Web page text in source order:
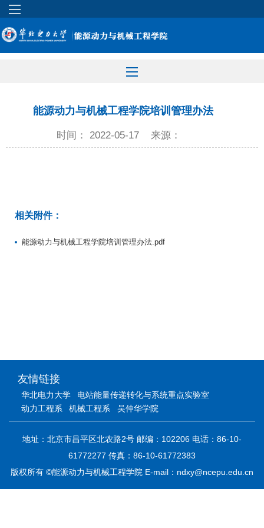
能源动力与机械工程学院培训管理办法
时间： 2022-05-17 来源：
相关附件：
能源动力与机械工程学院培训管理办法.pdf
友情链接
华北电力大学
电站能量传递转化与系统重点实验室
动力工程系
机械工程系 吴仲华学院
地址：北京市昌平区北农路2号 邮编：102206 电话：86-10-
61772277 传真：86-10-61772383
版权所有 ©能源动力与机械工程学院 E-mail：ndxy@ncepu.edu.cn